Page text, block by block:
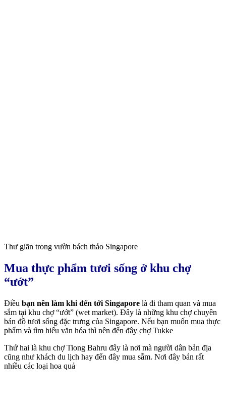
Thư giãn trong vườn bách thảo Singapore
Mua thực phẩm tươi sống ở khu chợ
“ướt”
Điều bạn nên làm khi đến tới Singapore là đi tham quan và mua
sắm tại khu chợ “ướt” (wet market). Đây là những khu chợ chuyên
bán đồ tươi sống đặc trưng của Singapore. Nếu bạn muốn mua thực
phẩm và tìm hiểu văn hóa thì nên đến đây chợ Tukke
Thứ hai là khu chợ Tiong Bahru đây là nơi mà người dân bản địa
cũng như khách du lịch hay đến đây mua sắm. Nơi đây bán rất
nhiều các loại hoa quả